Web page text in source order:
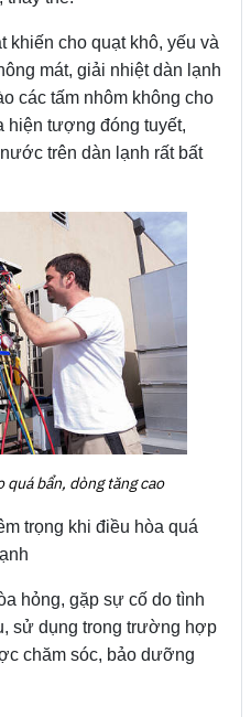
khiến cho quạt khô, yếu và
mát, giải nhiệt dàn lạnh
các tấm nhôm không cho
hiện tượng đóng tuyết,
trên dàn lạnh rất bất
bẩn, dòng tăng cao
trọng khi điều hòa quá
hỏng, gặp sự cố do tình
sử dụng trong trường hợp
chăm sóc, bảo dưỡng